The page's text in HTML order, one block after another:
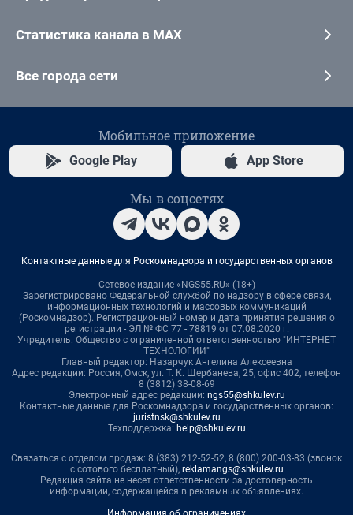
Статистика канала в MAX
Все города сети
Мобильное приложение
Google Play App Store
Мы в соцсетях
Контактные данные для Роскомнадзора и государственных органов
Сетевое издание «NGS55.RU» (18+)
Зарегистрировано Федеральной службой по надзору в сфере связи,
информационных технологий и массовых коммуникаций
(Роскомнадзор). Регистрационный номер и дата принятия решения о
регистрации - ЭЛ № ФС 77 - 78819 от 07.08.2020 г.
Учредитель: Общество с ограниченной ответственностью "ИНТЕРНЕТ
ТЕХНОЛОГИИ"
Главный редактор: Назарчук Ангелина Алексеевна
Адрес редакции: Россия, Омск, ул. Т. К. Щербанева, 25, офис 402, телефон
8 (3812) 38-08-69
Электронный адрес редакции: ngs55@shkulev.ru
Контактные данные для Роскомнадзора и государственных органов:
juristnsk@shkulev.ru
Техподдержка: help@shkulev.ru
Связаться с отделом продаж: 8 (383) 212-52-52, 8 (800) 200-03-83 (звонок
с сотового бесплатный), reklamangs@shkulev.ru
Редакция сайта не несет ответственности за достоверность
информации, содержащейся в рекламных объявлениях.